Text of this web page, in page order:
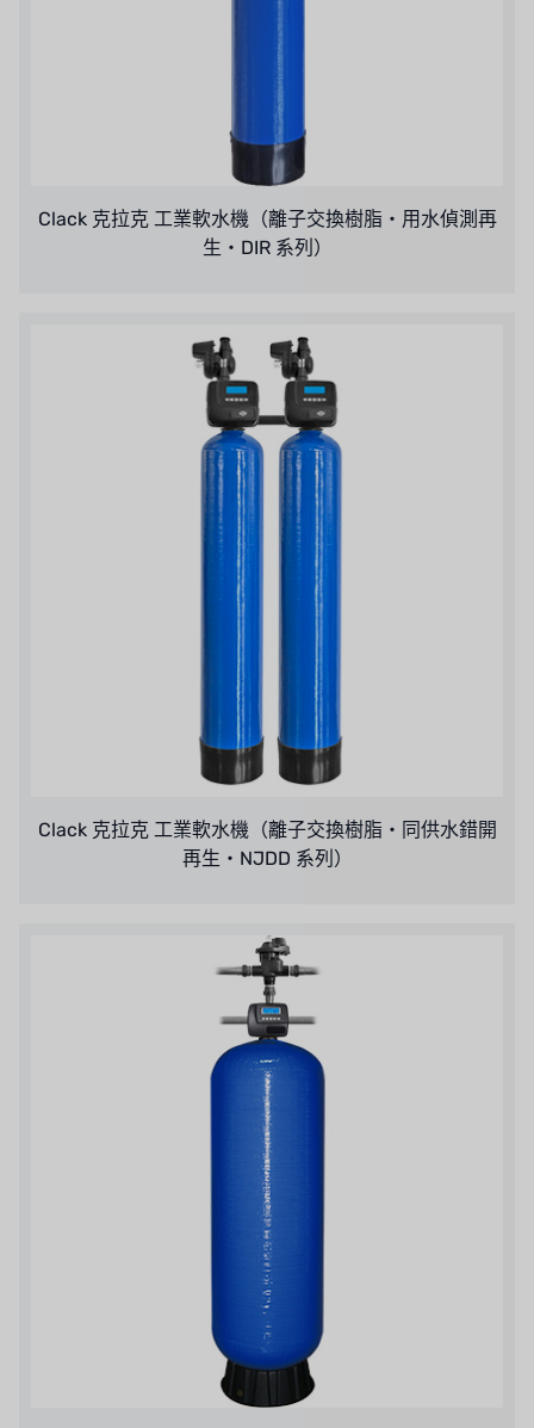
Clack 克拉克 工業軟水機（離子交換樹脂・用水偵測再
生・DIR 系列）
Clack 克拉克 工業軟水機（離子交換樹脂・同供水錯開
再生・NJDD 系列）